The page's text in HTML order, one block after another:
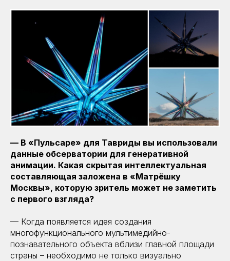
— В «Пульсаре» для Тавриды вы использовали
данные обсерватории для генеративной
анимации. Какая скрытая интеллектуальная
составляющая заложена в «Матрёшку
Москвы», которую зритель может не заметить
с первого взгляда?
— Когда появляется идея создания
многофункционального мультимедийно-
познавательного объекта вблизи главной площади
страны – необходимо не только визуально